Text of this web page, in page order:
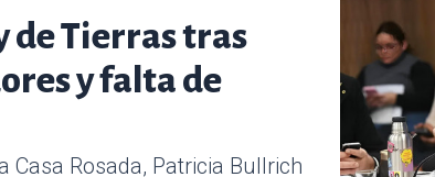
de Tierras tras
y falta de
Rosada, Patricia Bullrich